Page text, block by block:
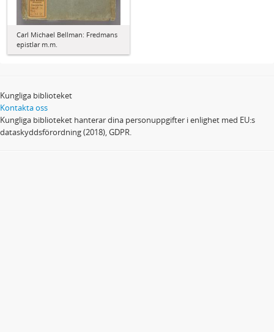
Carl Michael Bellman: Fredmans
epistlar m.m.
Kungliga biblioteket
Kontakta oss
Kungliga biblioteket hanterar dina personuppgifter i enlighet med EU:s
dataskyddsförordning (2018), GDPR.